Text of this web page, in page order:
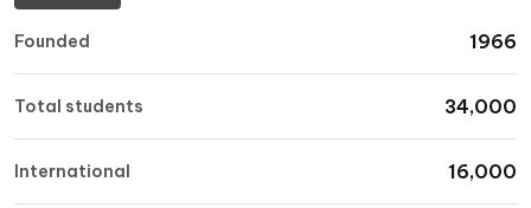
Founded 1966
Total students 34,000
International 16,000